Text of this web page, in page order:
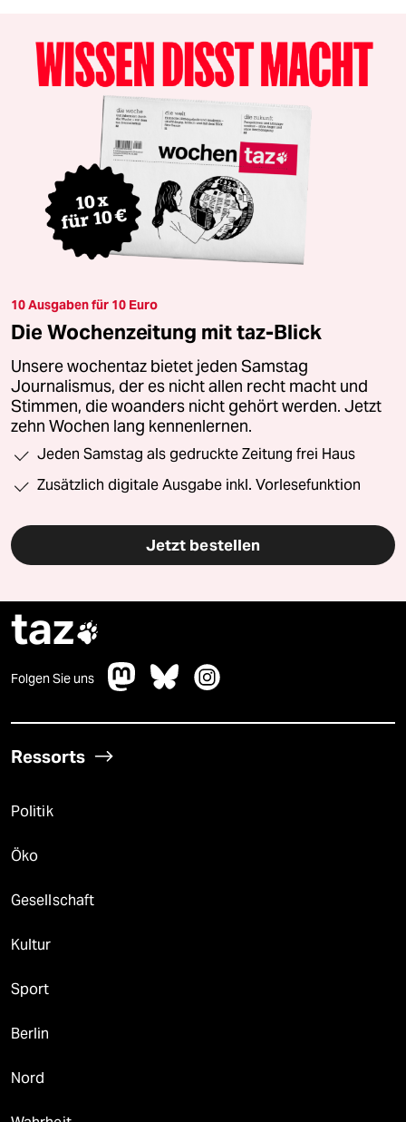
10 Ausgaben für 10 Euro
Die Wochenzeitung mit taz-Blick
Unsere wochentaz bietet jeden Samstag
Journalismus, der es nicht allen recht macht und
Stimmen, die woanders nicht gehört werden. Jetzt
zehn Wochen lang kennenlernen.
Jeden Samstag als gedruckte Zeitung frei Haus
Zusätzlich digitale Ausgabe inkl. Vorlesefunktion
Jetzt bestellen
taz
Folgen Sie uns
Ressorts
Politik
Öko
Gesellschaft
Kultur
Sport
Berlin
Nord